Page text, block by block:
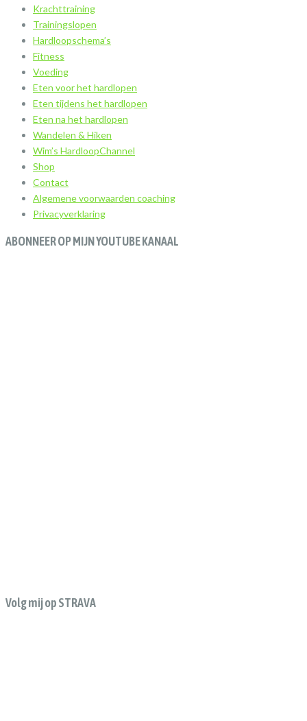
Krachttraining
Trainingslopen
Hardloopschema’s
Fitness
Voeding
Eten voor het hardlopen
Eten tijdens het hardlopen
Eten na het hardlopen
Wandelen & Hiken
Wim’s HardloopChannel
Shop
Contact
Algemene voorwaarden coaching
Privacyverklaring
ABONNEER OP MIJN YOUTUBE KANAAL
Volg mij op STRAVA